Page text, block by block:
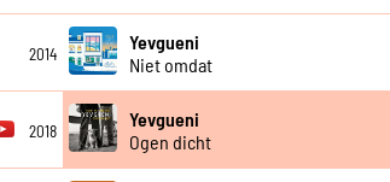
2014
Yevgueni
Niet omdat
2018
Yevgueni
Ogen dicht